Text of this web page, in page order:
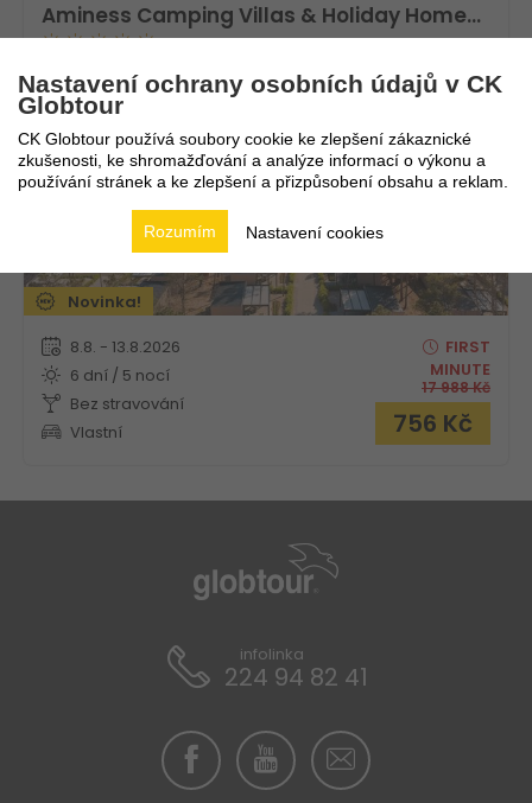
Aminess Camping Villas & Holiday Homes Avalona
Chorvatsko Kvarner
Novinka!
8.8. - 13.8.2026
6 dní / 5 nocí
Bez stravování
Vlastní
FIRST
MINUTE
17 988Kč
756 Kč
infolinka
224 94 82 41
Nastavení ochrany osobních údajů v CK
Globtour
CK Globtour používá soubory cookie ke zlepšení zákaznické
zkušenosti, ke shromažďování a analýze informací o výkonu a
používání stránek a ke zlepšení a přizpůsobení obsahu a reklam.
Nastavení cookies
Rozumím